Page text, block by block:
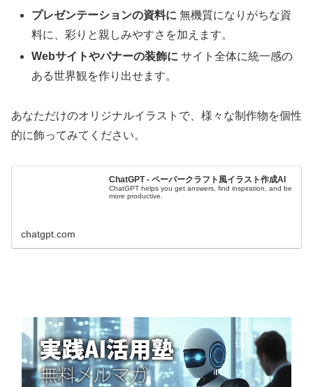
プレゼンテーションの資料に 無機質になりがちな資
料に、彩りと親しみやすさを加えます。
Webサイトやバナーの装飾に サイト全体に統一感の
ある世界観を作り出せます。
あなただけのオリジナルイラストで、様々な制作物を個性
的に飾ってみてください。
ChatGPT - ペーパークラフト風イラスト作成AI
ChatGPT helps you get answers, find inspiration, and be
more productive.
chatgpt.com